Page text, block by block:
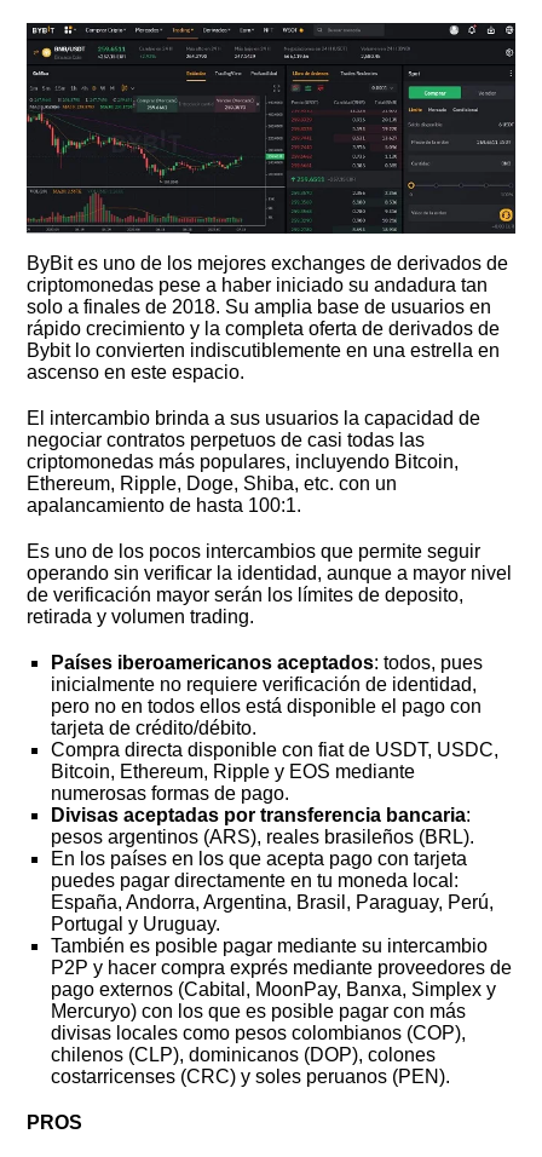
ByBit es uno de los mejores exchanges de derivados de
criptomonedas pese a haber iniciado su andadura tan
solo a finales de 2018. Su amplia base de usuarios en
rápido crecimiento y la completa oferta de derivados de
Bybit lo convierten indiscutiblemente en una estrella en
ascenso en este espacio.
El intercambio brinda a sus usuarios la capacidad de
negociar contratos perpetuos de casi todas las
criptomonedas más populares, incluyendo Bitcoin,
Ethereum, Ripple, Doge, Shiba, etc. con un
apalancamiento de hasta 100:1.
Es uno de los pocos intercambios que permite seguir
operando sin verificar la identidad, aunque a mayor nivel
de verificación mayor serán los límites de deposito,
retirada y volumen trading.
Países iberoamericanos aceptados: todos, pues
inicialmente no requiere verificación de identidad,
pero no en todos ellos está disponible el pago con
tarjeta de crédito/débito.
Compra directa disponible con fiat de USDT, USDC,
Bitcoin, Ethereum, Ripple y EOS mediante
numerosas formas de pago.
Divisas aceptadas por transferencia bancaria:
pesos argentinos (ARS), reales brasileños (BRL).
En los países en los que acepta pago con tarjeta
puedes pagar directamente en tu moneda local:
España, Andorra, Argentina, Brasil, Paraguay, Perú,
Portugal y Uruguay.
También es posible pagar mediante su intercambio
P2P y hacer compra exprés mediante proveedores de
pago externos (Cabital, MoonPay, Banxa, Simplex y
Mercuryo) con los que es posible pagar con más
divisas locales como pesos colombianos (COP),
chilenos (CLP), dominicanos (DOP), colones
costarricenses (CRC) y soles peruanos (PEN).
PROS